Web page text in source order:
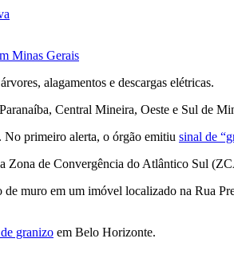
Minas Gerais
alagamentos e descargas elétricas.
Central Mineira, Oeste e Sul de
No primeiro alerta, o órgão emitiu sinal de
Zona de Convergência do Atlântico Sul
de muro em um imóvel localizado na
granizo em Belo Horizonte.